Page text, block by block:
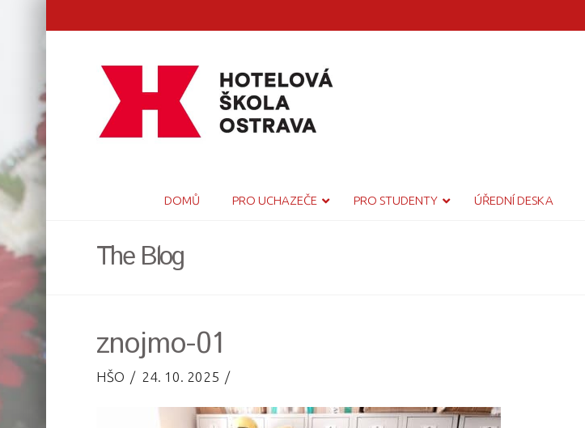
DOMŮ PRO UCHAZEČE PRO STUDENTY ÚŘEDNÍ DESKA
The Blog
znojmo-01
HŠO 24. 10. 2025